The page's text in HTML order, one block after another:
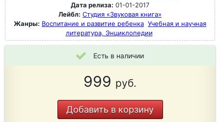
Дата релиза: 01-01-2017
Лейбл: Студия «Звуковая книга»
Жанры: Воспитание и развитие ребенка Учебная и научная
литература, Энциклопедии
Есть в наличии
999 руб.
Добавить в корзину